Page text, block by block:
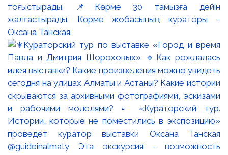
тоғыстырады. 📌Көрме 30 тамызға дейін
жалғастырады. Көрме жобасының кураторы –
Оксана Танская.